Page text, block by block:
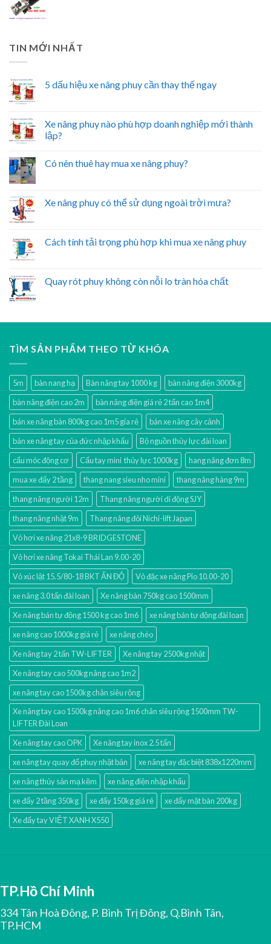
TIN MỚI NHẤT
5 dấu hiệu xe nâng phuy cần thay thế ngay
Xe nâng phuy nào phù hợp doanh nghiệp mới thành
lập?
Có nên thuê hay mua xe nâng phuy?
Xe nâng phuy có thể sử dụng ngoài trời mưa?
Cách tính tải trọng phù hợp khi mua xe nâng phuy
Quay rót phuy không còn nỗi lo tràn hóa chất
TÌM SẢN PHẨM THEO TỪ KHÓA
5m bàn nang hạ Bàn nâng tay 1000 kg
bàn nâng điện 3000kg
bàn nâng điện cao 2m
bàn nâng điện giá rẻ 2 tấn cao 1m4
bán xe nâng bàn 800kg cao 1m5 gía rẻ
bán xe nâng cây cảnh
bán xe nâng tay của đức nhập khẩu
Bộ nguồn thủy lực đài loan
cẩu móc động cơ
Cẩu tay mini thủy lực 1000kg
hang nâng đơn 8m
mua xe đẩy 2 tầng
thang nang sieu nho mini
thang nâng hàng 9m
thang nâng người 12m
Thang nâng người di động SJY
thang nâng nhật 9m
Thang nâng đôi Nichi-lift Japan
Vỏ hơi xe nâng 21x8-9 BRIDGESTONE
Vỏ hơi xe nâng Tokai Thái Lan 9.00-20
Vỏ xúc lật 15.5/80-18 BKT ẤN ĐỘ
Vỏ đặc xe nâng Pio 10.00-20
xe nâng 3.0 tấn đài loan
Xe nâng bàn 750kg cao 1500mm
Xe nâng bán tự động 1500 kg cao 1m6
xe nâng bán tự động đài loan
xe nâng cao 1000kg giá rẻ
xe nâng chéo
Xe nâng tay 2 tấn TW-LIFTER
Xe nâng tay 2500kg nhật
Xe nâng tay cao 500kg nâng cao 1m2
xe nâng tay cao 1500kg chân siêu rộng
Xe nâng tay cao 1500kg nâng cao 1m6 chân siêu rộng 1500mm TW-
LIFTER Đài Loan
Xe nâng tay cao OPK
Xe nâng tay inox 2.5 tấn
xe nâng tay quay đổ phuy nhật bản
xe nâng tay đặc biệt 838x1220mm
xe nâng thủy sản mạ kẽm
xe nâng điện nhập khấu
xe đẩy 2 tầng 350kg
xe đẩy 150kg giá rẻ
xe đẩy mặt bàn 200kg
Xe đẩy tay VIỆT XANH X550
TP.Hồ Chí Minh
334 Tân Hoà Đông, P. Bình Trị Đông, Q.Bình Tân,
TP.HCM